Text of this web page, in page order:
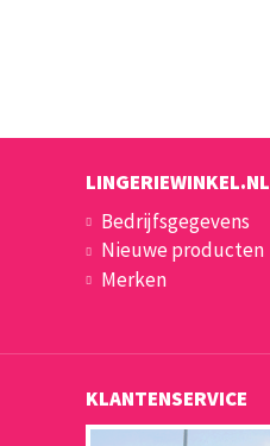
LINGERIEWINKEL.NL
Bedrijfsgegevens
Nieuwe producten
Merken
KLANTENSERVICE